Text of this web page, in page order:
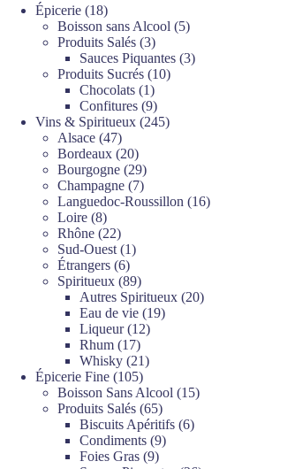
Épicerie 1818
produits
Boisson sans Alcool 55
Produits Salés 33
produits
Sauces Piquantes 33
Produits Sucrés 1010
Chocolats 11
produit
Confitures 99
produits
Vins & Spiritueux 245245
Alsace 4747
produits
Bordeaux 2020
produits
Bourgogne 2929
produits
Champagne 77
produits
Languedoc-Roussillon 1616
Loire 88
produits
Rhône 2222
produits
Sud-Ouest 11
Étrangers 66
produits
Spiritueux 8989
produits
Autres Spiritueux 2020
Eau de vie 1919
Liqueur 1212
Rhum 1717
produits
Whisky 2121
Épicerie Fine 105105
produits
Boisson Sans Alcool 1515
Produits Salés 6565
produits
Biscuits Apéritifs 66
Condiments 99
Foies Gras 99